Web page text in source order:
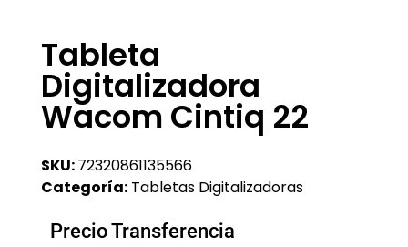
Tableta
Digitalizadora
Wacom Cintiq 22
SKU:72320861135566
Categoría: Tabletas Digitalizadoras
Precio Transferencia